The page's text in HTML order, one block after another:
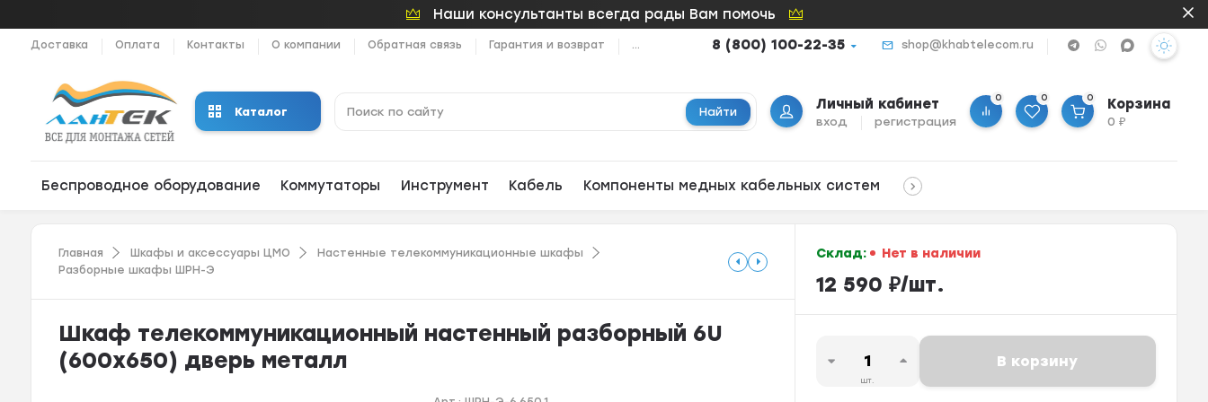
Наши консультанты всегда рады Вам помочь
Доставка Оплата Контакты О компании Обратная связь Гарантия и возврат ... 8 (800) 100-22-35 shop@khabtelecom.ru
Каталог Найти Личный кабинет
вход регистрация
0 0 0 Корзина
0₽
Беспроводное оборудование Коммутаторы Инструмент Кабель Компоненты медных кабельных систем
Главная Шкафы и аксессуары ЦМО
Настенные телекоммуникационные шкафы
Разборные шкафы ШРН-Э
Шкаф телекоммуникационный настенный разборный 6U
(600х650) дверь металл
Склад: Нет в наличии
12 590 ₽/шт.
шт.
В корзину